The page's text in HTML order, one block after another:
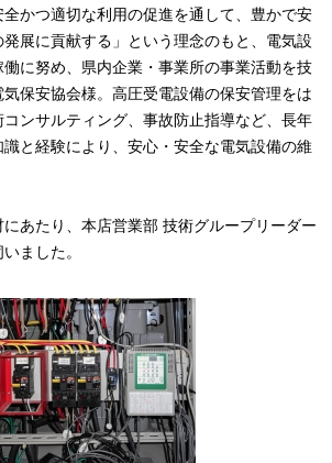
全かつ適切な利用の促進を通して、豊かで安
展に貢献する」という理念のもと、電気設
に努め、県内企業・事業所の事業活動を技
保安協会様。高圧受電設備の保安管理をは
コンサルティング、事故防止指導など、長年
と経験により、安心・安全な電気設備の維
あたり、本店営業部 技術グループリーダー
ました。